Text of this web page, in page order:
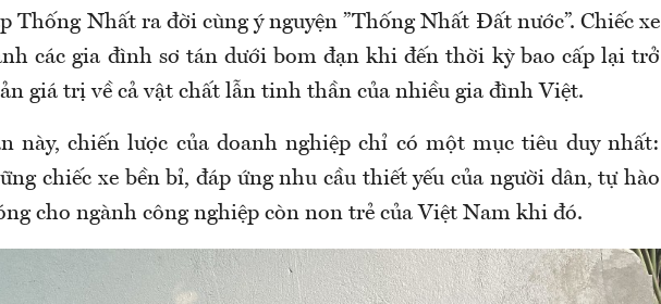
Thống Nhất ra đời cùng ý nguyện ”Thống Nhất Đất nước”. Chiếc xe
các gia đình sơ tán dưới bom đạn khi đến thời kỳ bao cấp lại trở
giá trị về cả vật chất lẫn tinh thần của nhiều gia đình Việt.
này, chiến lược của doanh nghiệp chỉ có một mục tiêu duy nhất:
chiếc xe bền bỉ, đáp ứng nhu cầu thiết yếu của người dân, tự hào
cho ngành công nghiệp còn non trẻ của Việt Nam khi đó.